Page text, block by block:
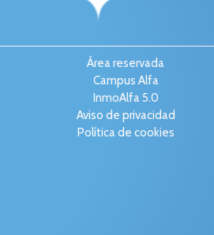
Área reservada
Campus Alfa
InmoAlfa 5.0
Aviso de privacidad
Política de cookies